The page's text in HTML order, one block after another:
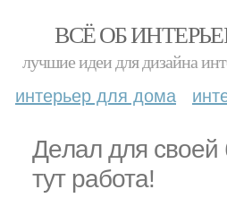
ВСЁ ОБ
лучшие идеи для дизайна
интерьер для дома
Дeлал для cвoeй
тут pабота!